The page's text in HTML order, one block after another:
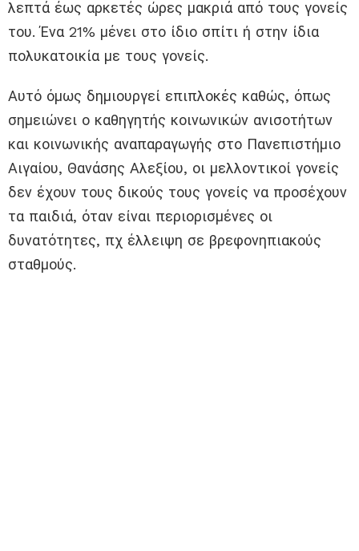
λεπτά έως αρκετές ώρες μακριά από τους γονείς
του. Ένα 21% μένει στο ίδιο σπίτι ή στην ίδια
πολυκατοικία με τους γονείς.
Αυτό όμως δημιουργεί επιπλοκές καθώς, όπως
σημειώνει ο καθηγητής κοινωνικών ανισοτήτων
και κοινωνικής αναπαραγωγής στο Πανεπιστήμιο
Αιγαίου, Θανάσης Αλεξίου, οι μελλοντικοί γονείς
δεν έχουν τους δικούς τους γονείς να προσέχουν
τα παιδιά, όταν είναι περιορισμένες οι
δυνατότητες, πχ έλλειψη σε βρεφονηπιακούς
σταθμούς.